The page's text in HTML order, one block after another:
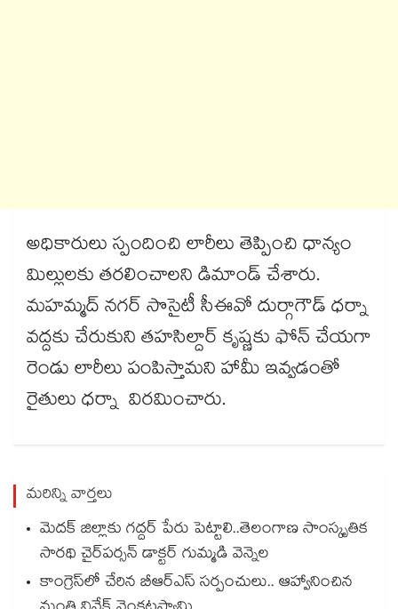
అధికారులు స్పందించి లారీలు తెప్పించి ధాన్యం
మిల్లులకు తరలించాలని డిమాండ్​ చేశారు.
మహమ్మద్ నగర్ సొసైటీ సీఈవో దుర్గాగౌడ్ ధర్నా
వద్దకు చేరుకుని తహసిల్దార్ కృష్ణకు ఫోన్ చేయగా
రెండు లారీలు పంపిస్తామని హామీ ఇవ్వడంతో
రైతులు ధర్నా విరమించారు.
మరిన్ని వార్తలు
మెదక్ జిల్లాకు గద్దర్ పేరు పెట్టాలి..తెలంగాణ సాంస్కృతిక
సారథి చైర్‌‌పర్సన్ డాక్టర్ గుమ్మడి వెన్నెల
కాంగ్రెస్‌‌‌‌లో చేరిన బీఆర్ఎస్ సర్పంచులు.. ఆహ్వానించిన